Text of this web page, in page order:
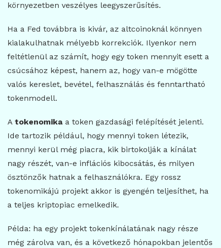
környezetben veszélyes leegyszerűsítés.
Ha a Fed továbbra is kivár, az altcoinoknál könnyen
kialakulhatnak mélyebb korrekciók. Ilyenkor nem
feltétlenül az számít, hogy egy token mennyit esett a
csúcsához képest, hanem az, hogy van-e mögötte
valós kereslet, bevétel, felhasználás és fenntartható
tokenmodell.
A tokenomika a token gazdasági felépítését jelenti.
Ide tartozik például, hogy mennyi token létezik,
mennyi kerül még piacra, kik birtokolják a kínálat
nagy részét, van-e inflációs kibocsátás, és milyen
ösztönzők hatnak a felhasználókra. Egy rossz
tokenomikájú projekt akkor is gyengén teljesíthet, ha
a teljes kriptopiac emelkedik.
Példa: ha egy projekt tokenkínálatának nagy része
még zárolva van, és a következő hónapokban jelentős